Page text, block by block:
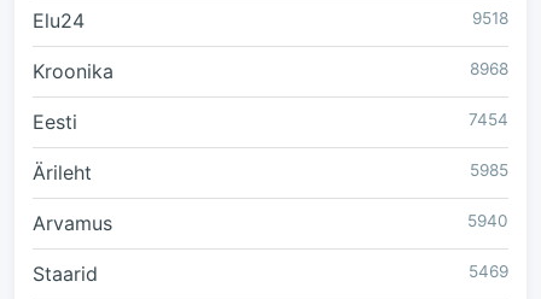
Elu24 9518
Kroonika 8968
Eesti 7454
Ärileht 5985
Arvamus 5940
Staarid 5469